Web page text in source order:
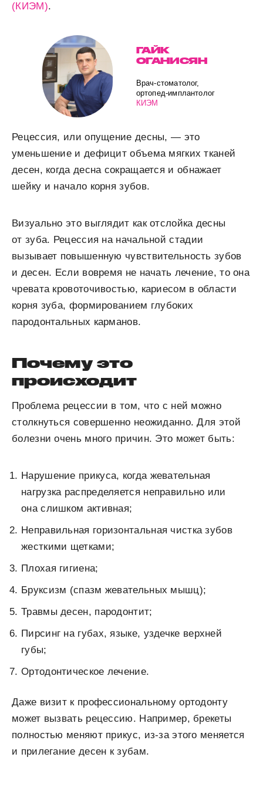
(КИЭМ).
ГАЙК
ОГАНИСЯН
Врач-стоматолог,
ортопед-имплантолог
КИЭМ
Рецессия, или опущение десны, — это
уменьшение и дефицит объема мягких тканей
десен, когда десна сокращается и обнажает
шейку и начало корня зубов.
Визуально это выглядит как отслойка десны
от зуба. Рецессия на начальной стадии
вызывает повышенную чувствительность зубов
и десен. Если вовремя не начать лечение, то она
чревата кровоточивостью, кариесом в области
корня зуба, формированием глубоких
пародонтальных карманов.
Почему это
происходит
Проблема рецессии в том, что с ней можно
столкнуться совершенно неожиданно. Для этой
болезни очень много причин. Это может быть:
Нарушение прикуса, когда жевательная
нагрузка распределяется неправильно или
она слишком активная;
Неправильная горизонтальная чистка зубов
жесткими щетками;
Плохая гигиена;
Бруксизм (спазм жевательных мышц);
Травмы десен, пародонтит;
Пирсинг на губах, языке, уздечке верхней
губы;
Ортодонтическое лечение.
Даже визит к профессиональному ортодонту
может вызвать рецессию. Например, брекеты
полностью меняют прикус, из-за этого меняется
и прилегание десен к зубам.